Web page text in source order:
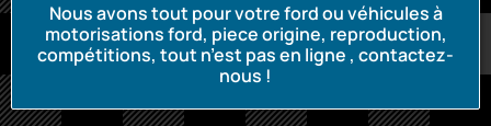
Nous avons tout pour votre ford ou véhicules à
motorisations ford, piece origine, reproduction,
compétitions, tout n’est pas en ligne , contactez-
nous !